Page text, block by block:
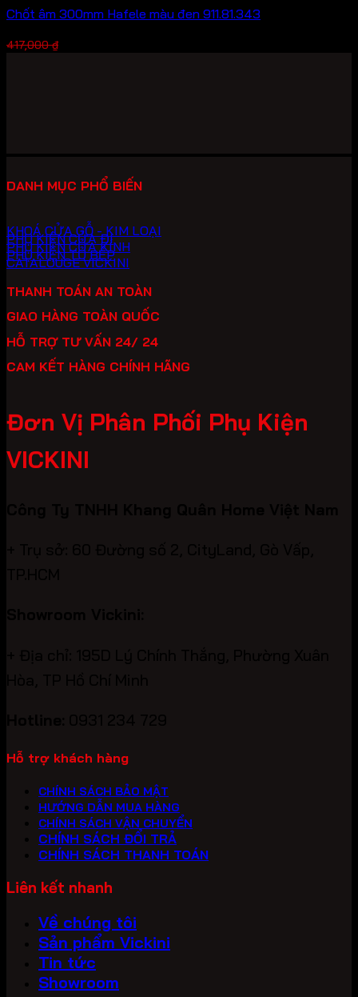
Chốt âm 300mm Hafele màu đen 911.81.343
417,000₫
DANH MỤC PHỔ BIẾN
KHOÁ CỬA GỖ - KIM LOẠI
PHỤ KIỆN CỬA ĐI
PHỤ KIỆN CỬA KÍNH
PHỤ KIỆN TỦ BẾP
CATALOUGE VICKINI
THANH TOÁN AN TOÀN
GIAO HÀNG TOÀN QUỐC
HỖ TRỢ TƯ VẤN 24/ 24
CAM KẾT HÀNG CHÍNH HÃNG
Đơn Vị Phân Phối Phụ Kiện
VICKINI
Hỗ trợ khách hàng
CHÍNH SÁCH BẢO MẬT
HƯỚNG DẪN MUA HÀNG
CHÍNH SÁCH VẬN CHUYỂN
CHÍNH SÁCH ĐỔI TRẢ
CHÍNH SÁCH THANH TOÁN
Liên kết nhanh
Về chúng tôi
Sản phẩm Vickini
Tin tức
Showroom